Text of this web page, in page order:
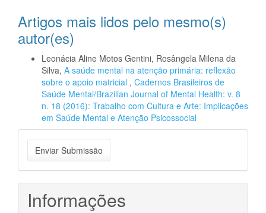
Artigos mais lidos pelo mesmo(s)
autor(es)
Leonácia Aline Motos Gentini, Rosângela Milena da
Silva, A saúde mental na atenção primária: reflexão
sobre o apoio matricial , Cadernos Brasileiros de
Saúde Mental/Brazilian Journal of Mental Health: v. 8
n. 18 (2016): Trabalho com Cultura e Arte: Implicações
em Saúde Mental e Atenção Psicossocial
Enviar
Submissão
Enviar Submissão
Informações